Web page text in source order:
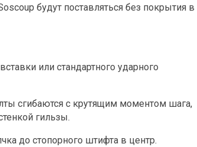
будут поставляться без покрытия в
или стандартного ударного
сгибаются с крутящим моментом шага,
гильзы.
до стопорного штифта в центр.